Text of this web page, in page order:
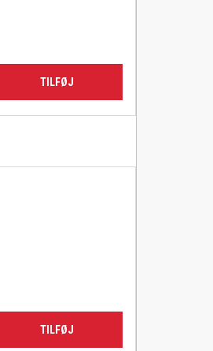
TILFØJ
TILFØJ